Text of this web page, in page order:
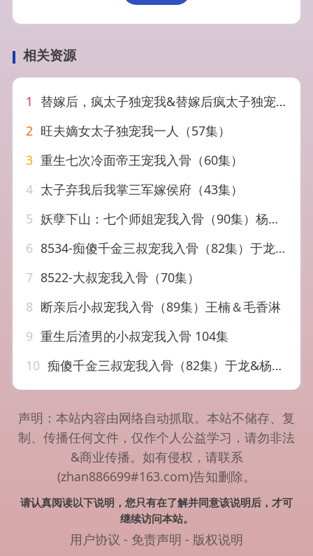
相关资源
1
替嫁后，疯太子独宠我&替嫁后疯太子独宠我（110集）AI短剧
2 旺夫嫡女太子独宠我一人（57集）
3 重生七次冷面帝王宠我入骨（60集）
4 太子弃我后我掌三军嫁侯府（43集）
5 妖孽下山：七个师姐宠我入骨（90集）杨泽琳＆李歆钥
6 8534-痴傻千金三叔宠我入骨（82集）于龙&杨咩咩
7 8522-大叔宠我入骨（70集）
8 断亲后小叔宠我入骨（89集）王楠＆毛香淋
9 重生后渣男的小叔宠我入骨 104集
10 痴傻千金三叔宠我入骨（82集）于龙&杨咩咩
声明：本站内容由网络自动抓取。本站不储存、复
制、传播任何文件，仅作个人公益学习，请勿非法
&商业传播。如有侵权，请联系
(zhan886699#163.com)告知删除。
请认真阅读以下说明，您只有在了解并同意该说明后，才可
继续访问本站。
用户协议 - 免责声明 - 版权说明